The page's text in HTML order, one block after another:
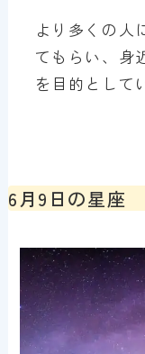
より多くの人
てもらい、身
を目的として
6月9日の星座